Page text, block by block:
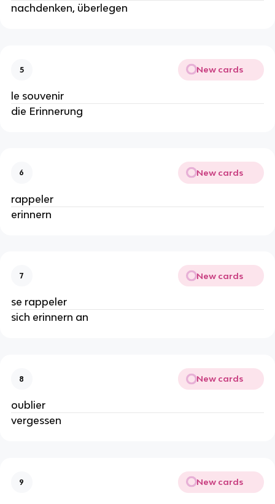
nachdenken, überlegen
5 New cards
le souvenir
die Erinnerung
6 New cards
rappeler
erinnern
7 New cards
se rappeler
sich erinnern an
8 New cards
oublier
vergessen
9 New cards